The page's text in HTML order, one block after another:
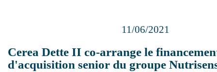
11/06/2021
Cerea Dette II co-arrange le
d'acquisition senior du groupe